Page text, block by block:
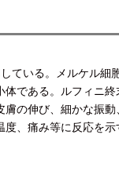
ている。メルケル細
体である。ルフィニ
の伸び、細かな振
度、痛み等に反応を示